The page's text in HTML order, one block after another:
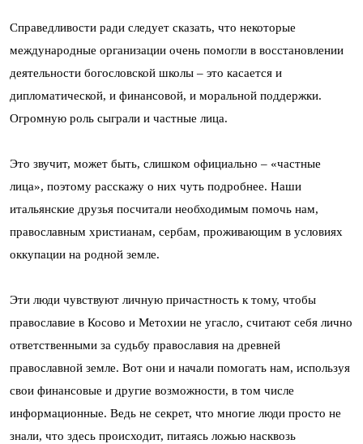
Справедливости ради следует сказать, что некоторые
международные организации очень помогли в восстановлении
деятельности богословской школы – это касается и
дипломатической, и финансовой, и моральной поддержки.
Огромную роль сыграли и частные лица.
Это звучит, может быть, слишком официально – «частные
лица», поэтому расскажу о них чуть подробнее. Наши
итальянские друзья посчитали необходимым помочь нам,
православным христианам, сербам, проживающим в условиях
оккупации на родной земле.
Эти люди чувствуют личную причастность к тому, чтобы
православие в Косово и Метохии не угасло, считают себя лично
ответственными за судьбу православия на древней
православной земле. Вот они и начали помогать нам, используя
свои финансовые и другие возможности, в том числе
информационные. Ведь не секрет, что многие люди просто не
знали, что здесь происходит, питаясь ложью насквозь